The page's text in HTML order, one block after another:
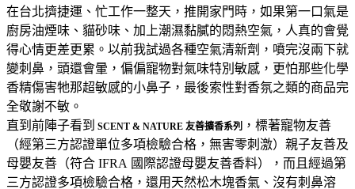
在台北擠捷運、忙工作一整天，推開家門時，如果第一口氣是
廚房油煙味、貓砂味、加上潮濕黏膩的悶熱空氣，人真的會覺
得心情更差更累。以前我試過各種空氣清新劑，噴完沒兩下就
變刺鼻，頭還會暈，偏偏寵物對氣味特別敏感，更怕那些化學
香精傷害牠那超敏感的小鼻子，最後索性對香氛之類的商品完
全敬謝不敏。
直到前陣子看到 SCENT & NATURE 友善擴香系列 ，標著寵物友善
（經第三方認證單位多項檢驗合格，無害零刺激）親子友善及
母嬰友善（符合 IFRA 國際認證母嬰友善香料），而且經過第
三方認證多項檢驗合格，還用天然松木塊香氣、沒有刺鼻溶